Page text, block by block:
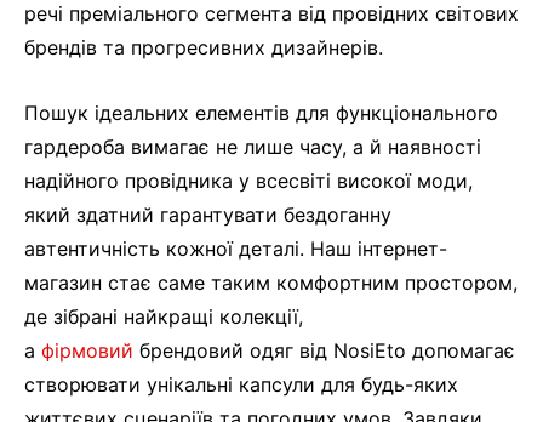
речі преміального сегмента від провідних світових
брендів та прогресивних дизайнерів.
Пошук ідеальних елементів для функціонального
гардероба вимагає не лише часу, а й наявності
надійного провідника у всесвіті високої моди,
який здатний гарантувати бездоганну
автентичність кожної деталі. Наш інтернет-
магазин стає саме таким комфортним простором,
де зібрані найкращі колекції,
а фірмовий брендовий одяг від NosiEto допомагає
створювати унікальні капсули для будь-яких